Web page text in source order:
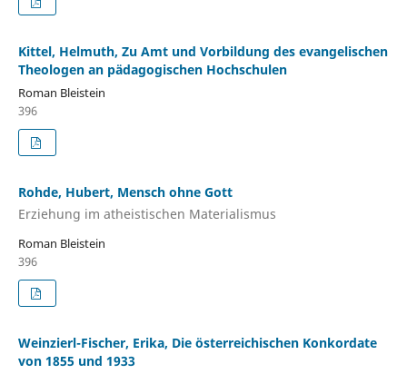
Kittel, Helmuth, Zu Amt und Vorbildung des evangelischen
Theologen an pädagogischen Hochschulen
Roman Bleistein
396
Rohde, Hubert, Mensch ohne Gott
Erziehung im atheistischen Materialismus
Roman Bleistein
396
Weinzierl-Fischer, Erika, Die österreichischen Konkordate
von 1855 und 1933